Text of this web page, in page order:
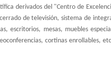
derivados del "Centro de
de televisión, sistema de
escritorios, mesas, muebles
cortinas enrollables,